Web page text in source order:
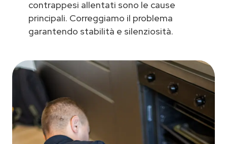
contrappesi allentati sono le cause
principali. Correggiamo il problema
garantendo stabilità e silenziosità.